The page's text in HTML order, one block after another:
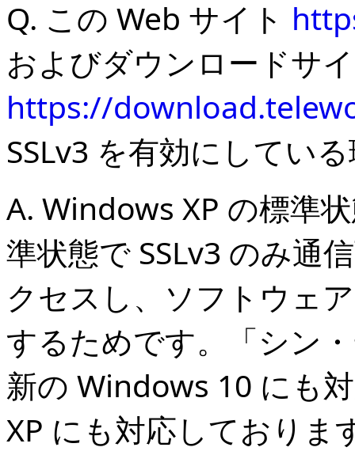
Q. この Web サイト
およびダウンロードサ
https://
SSLv3 を有効にしてい
A. Windows XP の標準
準状態で SSLv3 のみ通
クセスし、ソフトウェ
するためです。「シン
新の Windows 10 にも
XP にも対応しておりま